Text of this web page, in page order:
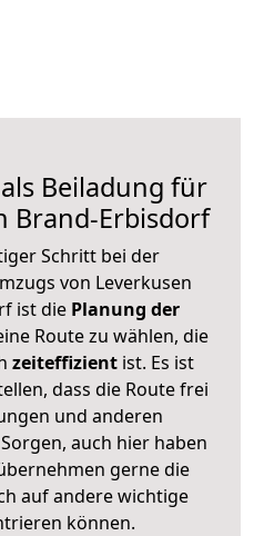
Beiladung für
Brand-Erbisdorf
Schritt bei der
von Leverkusen
ist die Planung der
Route zu wählen, die
zeiteffizientist. Es ist
dass die Route frei
und anderen
auch hier haben
gerne die
auf andere wichtige
können.